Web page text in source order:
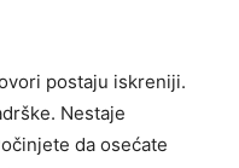
postaju iskreniji.
Nestaje
da osećate